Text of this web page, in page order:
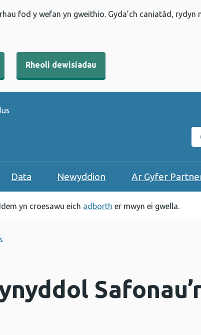
fod y wefan yn gweithio. Gyda’ch caniatâd,
Rheoli dewisiadau
Data Newyddion Ar Gyfer
yn croesawu eich adborth er mwyn ei gwella.